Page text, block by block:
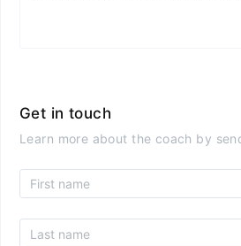
pour vivre le Rêve de 186 pages
totale de 1.260.000 francs CFA
Get in touch
Learn more about the coach by